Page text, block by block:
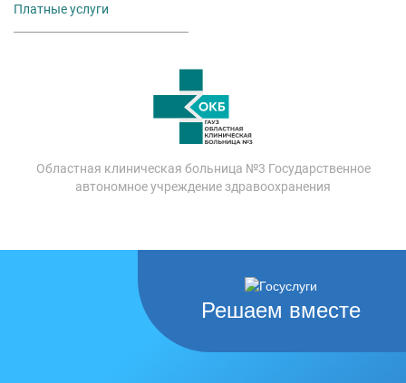
Платные услуги
Областная клиническая больница №3 Государственное
автономное учреждение здравоохранения
Решаем вместе